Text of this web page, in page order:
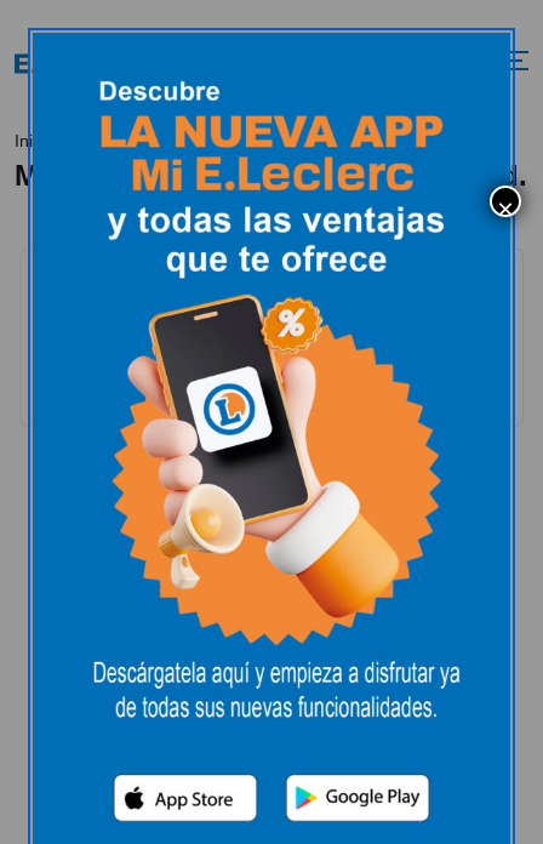
Inicio Marca Guia, calidad y sostenibilidad.
Marca Guia, calidad y sostenibilidad.
Nuestras marcas
Marque Repère, lo mejor al
mejor precio con más de
6.000 referencias
nuestra misión, pero nunca a expensas de la
calidad, y mucho menos del placer. Por eso, cada